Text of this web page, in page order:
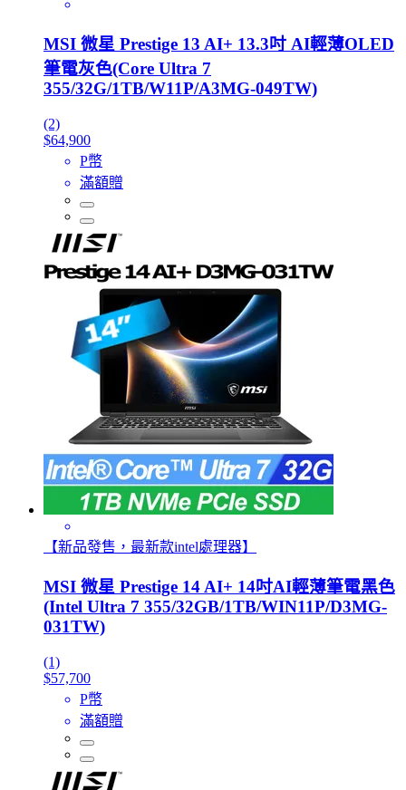
MSI 微星 Prestige 13 AI+ 13.3吋 AI輕薄OLED
筆電灰色(Core Ultra 7
355/32G/1TB/W11P/A3MG-049TW)
(2)
$64,900
P幣
滿額贈
【新品發售，最新款intel處理器】
MSI 微星 Prestige 14 AI+ 14吋AI輕薄筆電黑色
(Intel Ultra 7 355/32GB/1TB/WIN11P/D3MG-
031TW)
(1)
$57,700
P幣
滿額贈